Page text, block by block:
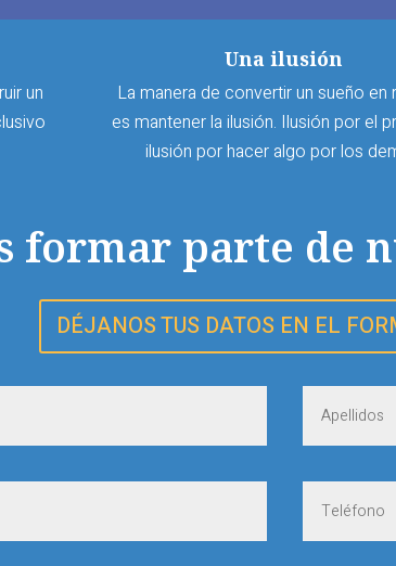
un
Una ilusión
La manera de convertir un sueño en
es mantener la ilusión. Ilusión por el
ilusión por hacer algo por los
formar parte de
DÉJANOS TUS DATOS EN EL